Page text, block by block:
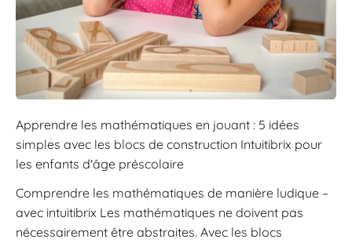
Apprendre les mathématiques en jouant : 5 idées
simples avec les blocs de construction Intuitibrix pour
les enfants d'âge préscolaire
Comprendre les mathématiques de manière ludique –
avec intuitibrix Les mathématiques ne doivent pas
nécessairement être abstraites. Avec les blocs